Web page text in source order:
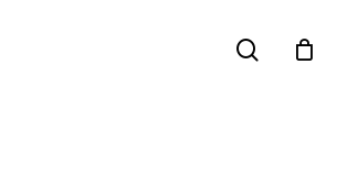
search